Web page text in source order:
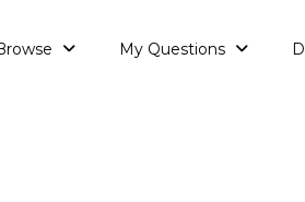
My Questions